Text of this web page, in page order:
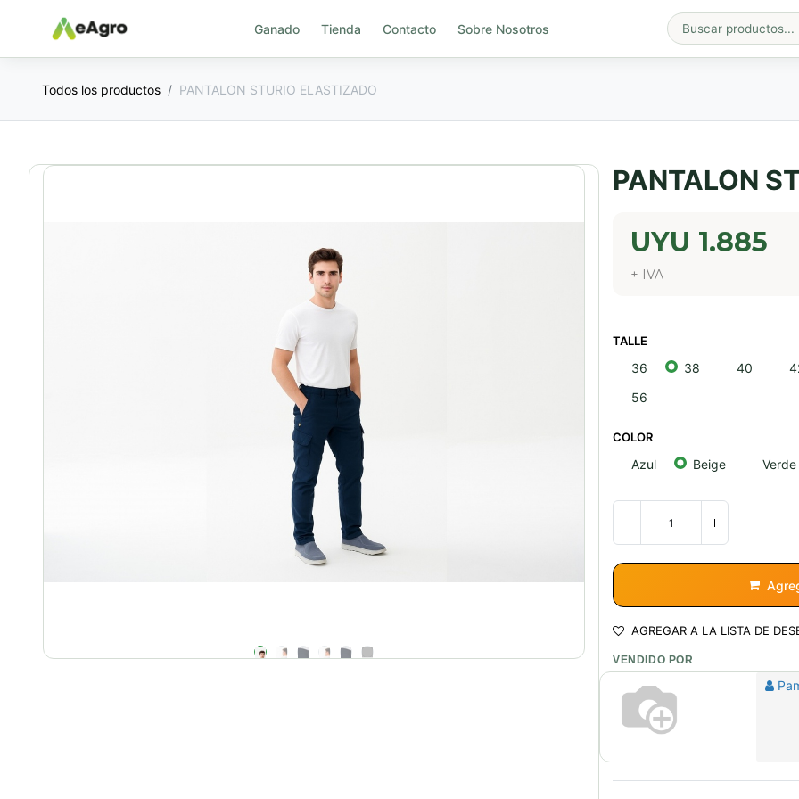
Ganado Tienda Contacto Sobre Nosotros
Todos los productos PANTALON STURIO ELASTIZADO
PANTALON
UYU 1.885
+ IVA
TALLE
36 38 40
56
COLOR
Azul Beige Verde
AGREGAR A LA LISTA DE
VENDIDO POR